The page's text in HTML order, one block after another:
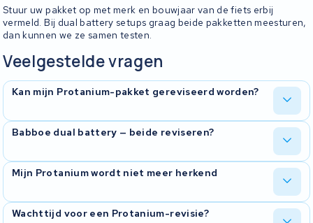
Stuur uw pakket op met merk en bouwjaar van de fiets erbij
vermeld. Bij dual battery setups graag beide pakketten meesturen,
dan kunnen we ze samen testen.
Veelgestelde vragen
Kan mijn Protanium-pakket gereviseerd worden?
In bijna alle gevallen wel. Wij openen de behuizing, testen de
cellen en de BMS, en bepalen of revisie zinvol is. Mocht er iets aan
de hand zijn waardoor revisie geen zin heeft, melden we dat eerlijk
en sturen we het pakket terug.
Babboe dual battery — beide reviseren?
Bij dual battery setups op Babboe-bakfietsen reviseren we de
pakketten apart of gezamenlijk. Stuur beide pakketten op met de
fiets erbij vermeld; wij testen of ze samen weer goed werken en in
balans zijn na de revisie.
Mijn Protanium wordt niet meer herkend
Een Protanium die niet meer wordt herkend door de motor wijst
Wachttijd voor een Protanium-revisie?